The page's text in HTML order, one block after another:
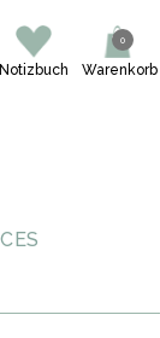
Warenkorb
0
Notizbuch